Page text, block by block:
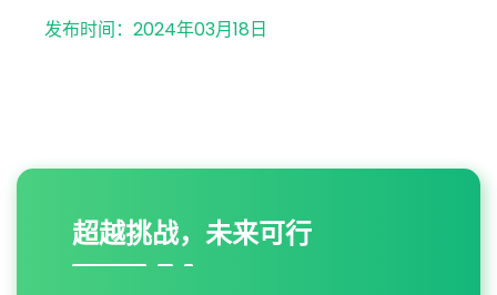
发布时间：2024年03月18日
超越挑战，未来可行